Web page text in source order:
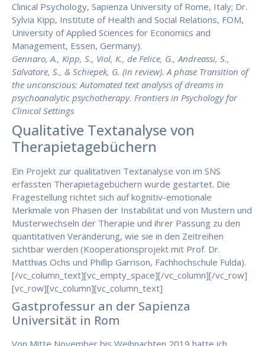
Clinical Psychology, Sapienza University of Rome, Italy; Dr.
Sylvia Kipp, Institute of Health and Social Relations, FOM,
University of Applied Sciences for Economics and
Management, Essen, Germany).
Gennaro, A., Kipp, S., Viol, K., de Felice, G., Andreassi, S.,
Salvatore, S., & Schiepek, G. (in review). A phase Transition of
the unconscious: Automated text analysis of dreams in
psychoanalytic psychotherapy. Frontiers in Psychology for
Clinical Settings
Qualitative Textanalyse von
Therapietagebüchern
Ein Projekt zur qualitativen Textanalyse von im SNS
erfassten Therapietagebüchern wurde gestartet. Die
Fragestellung richtet sich auf kognitiv-emotionale
Merkmale von Phasen der Instabilität und von Mustern und
Musterwechseln der Therapie und ihrer Passung zu den
quantitativen Veränderung, wie sie in den Zeitreihen
sichtbar werden (Kooperationsprojekt mit Prof. Dr.
Matthias Ochs und Phillip Garrison, Fachhochschule Fulda).
[/vc_column_text][vc_empty_space][/vc_column][/vc_row]
[vc_row][vc_column][vc_column_text]
Gastprofessur an der Sapienza
Universität in Rom
Von Mitte November bis Weihnachten 2019 hatte ich